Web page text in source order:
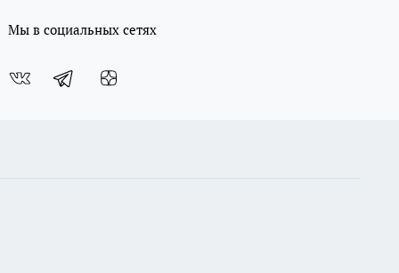
Мы в социальных сетях